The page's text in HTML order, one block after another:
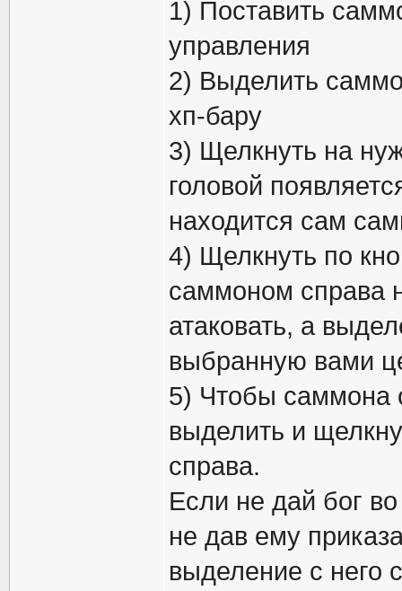
1) Поставить
управления
2) Выделить
хп-бару
3) Щелкнуть на
головой
находится сам
4) Щелкнуть по
саммоном справа
атаковать, а
выбранную вами
5) Чтобы саммона
выделить и
справа.
Если не дай бог
не дав ему
выделение с него